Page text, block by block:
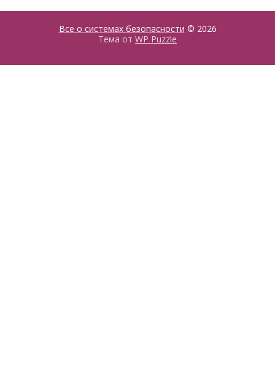
Все о системах безопасности © 2026
Тема от WP Puzzle